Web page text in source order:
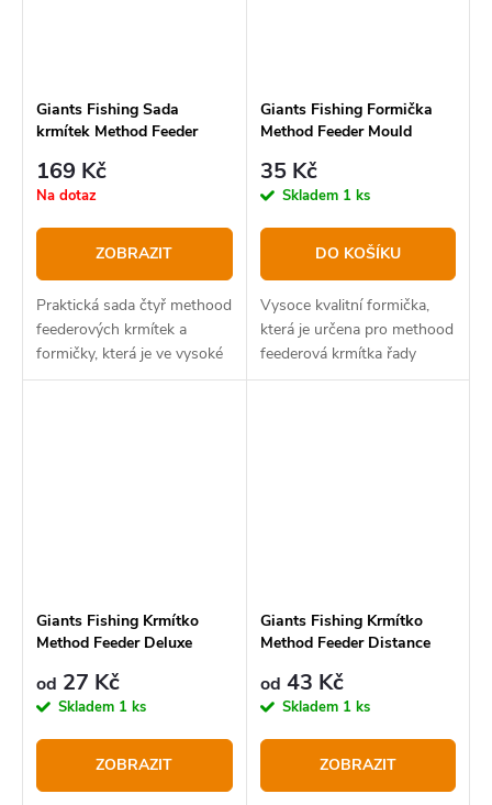
Giants Fishing Sada
krmítek Method Feeder
30+40+50+60g )
169 Kč
Na dotaz
ZOBRAZIT
Praktická sada čtyř methood
feederových krmítek a
formičky, která je ve vysoké
kvalitě a balena v dárkovém
Giants Fishing Formička
Method Feeder Mould
35 Kč
Skladem 1 ks
DO KOŠÍKU
Vysoce kvalitní formička,
která je určena pro methood
feederová krmítka řady
Deluxe v zátěžích 20 až 60
Giants Fishing Krmítko
Method Feeder Deluxe
od 27 Kč
Skladem 1 ks
ZOBRAZIT
Giants Fishing Krmítko
Method Feeder Distance
od 43 Kč
Skladem 1 ks
ZOBRAZIT